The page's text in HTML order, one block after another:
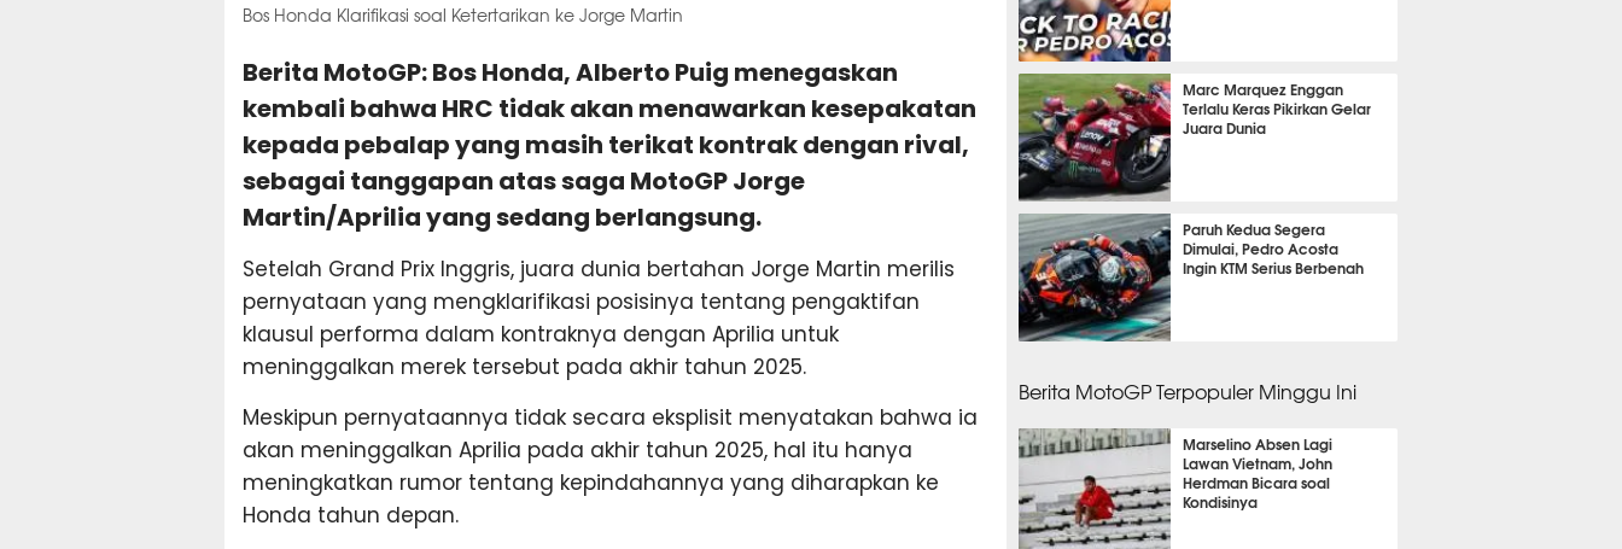
Bos Honda Klarifikasi soal Ketertarikan ke Jorge Martin
Berita MotoGP: Bos Honda, Alberto Puig menegaskan
kembali bahwa HRC tidak akan menawarkan kesepakatan
kepada pebalap yang masih terikat kontrak dengan rival,
sebagai tanggapan atas saga MotoGP Jorge
Martin/Aprilia yang sedang berlangsung.
Setelah Grand Prix Inggris, juara dunia bertahan Jorge Martin merilis
pernyataan yang mengklarifikasi posisinya tentang pengaktifan
klausul performa dalam kontraknya dengan Aprilia untuk
meninggalkan merek tersebut pada akhir tahun 2025.
Meskipun pernyataannya tidak secara eksplisit menyatakan bahwa ia
akan meninggalkan Aprilia pada akhir tahun 2025, hal itu hanya
meningkatkan rumor tentang kepindahannya yang diharapkan ke
Honda tahun depan.
14 jam 20 menit lalu
Marc Marquez Enggan
Terlalu Keras Pikirkan Gelar
Juara Dunia
15 jam 46 menit lalu
Paruh Kedua Segera
Dimulai, Pedro Acosta
Ingin KTM Serius Berbenah
Berita MotoGP Terpopuler Minggu Ini
Marselino Absen Lagi
Lawan Vietnam, John
Herdman Bicara soal
Kondisinya